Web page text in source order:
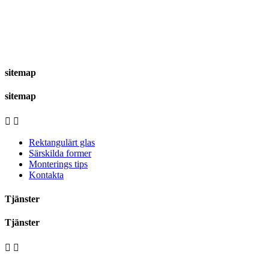
sitemap
sitemap
 
Rektangulärt glas
Särskilda former
Monterings tips
Kontakta
Tjänster
Tjänster
 